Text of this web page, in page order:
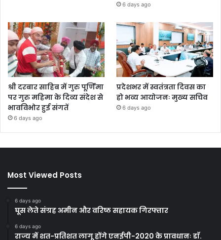
6 days ago
श्री दरबार साहिब में गुरु पूर्णिमा
पर गुरु महिमा के दिव्य संदेश से
भावविभोर हुई संगतें
6 days ago
प्रदेशभर में स्वतंत्रता दिवस का
हो भव्य आयोजनः मुख्य सचिव
6 days ago
Most Viewed Posts
6 days ago
घूस लेते संग्रह अमीन और वरिष्ठ सहायक गिरफ्तार
6 days ago
राज्य में शत-प्रतिशत लागू होंगे एनईपी-2020 के प्रावधानः डाॅ.